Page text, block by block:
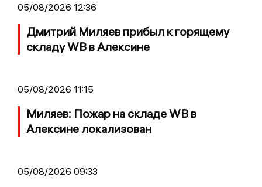
05/08/2026 12:36
Дмитрий Миляев прибыл к горящему
складу WB в Алексине
05/08/2026 11:15
Миляев: Пожар на складе WB в
Алексине локализован
05/08/2026 09:33